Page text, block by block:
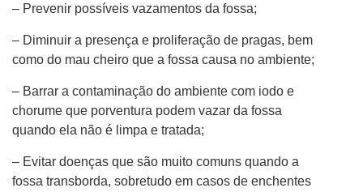
– Prevenir possíveis vazamentos da fossa;
– Diminuir a presença e proliferação de pragas, bem
como do mau cheiro que a fossa causa no ambiente;
– Barrar a contaminação do ambiente com iodo e
chorume que porventura podem vazar da fossa
quando ela não é limpa e tratada;
– Evitar doenças que são muito comuns quando a
fossa transborda, sobretudo em casos de enchentes